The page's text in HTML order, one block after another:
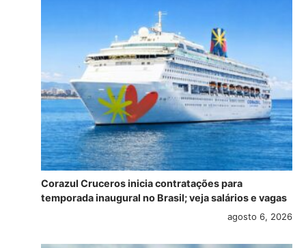
Corazul Cruceros inicia contratações para
temporada inaugural no Brasil; veja salários e vagas
agosto 6, 2026